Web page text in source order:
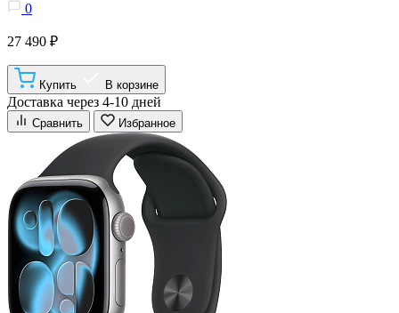
0
27 490 ₽
Купить В корзине
Доставка через 4-10 дней
Сравнить Избранное